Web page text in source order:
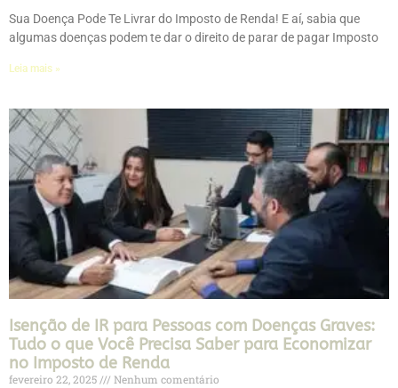
Sua Doença Pode Te Livrar do Imposto de Renda! E aí, sabia que
algumas doenças podem te dar o direito de parar de pagar Imposto
Leia mais »
Isenção de IR para Pessoas com Doenças Graves:
Tudo o que Você Precisa Saber para Economizar
no Imposto de Renda
fevereiro 22, 2025
Nenhum comentário